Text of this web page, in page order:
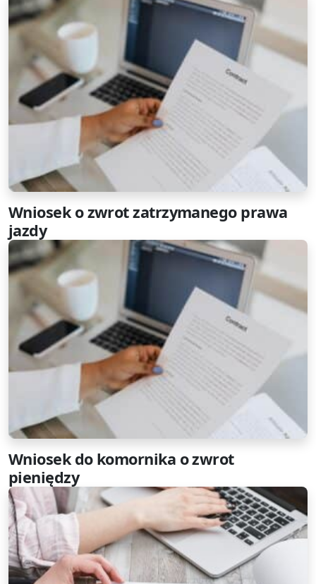
Wniosek o zwrot zatrzymanego prawa
jazdy
Wniosek do komornika o zwrot
pieniędzy